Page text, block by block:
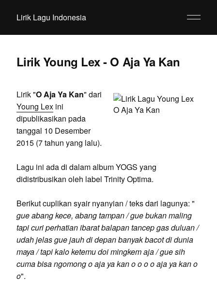
Lirik Lagu Indonesia
Lirik Young Lex - O Aja Ya Kan
Lirik "O Aja Ya Kan" dari
Young Lexini
dipublikasikan pada
tanggal 10 Desember
2015 (7 tahun yang lalu).
Lagu ini ada di dalam album YOGS yang
didistribusikan oleh label Trinity Optima.
Berikut cuplikan syair nyanyian / teks dari lagunya: "
gue abang kece, abang tampan / gue bukan maling
tapi curi perhatian ibarat balapan tancep gas duluan /
udah jelas gue jauh di depan banyak bacot di dunia
maya / tapi kalo ketemu doi mingkem aja / gue sih
cuma bisa ngomong o aja ya kan o o o o aja ya kan o
o".